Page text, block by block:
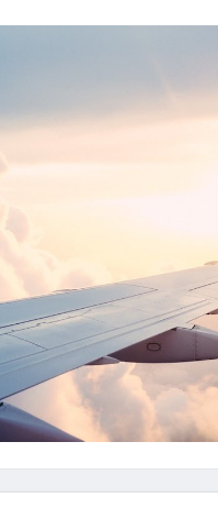
il
«La mia vita
in preda al
della bolla AI
Kospi,